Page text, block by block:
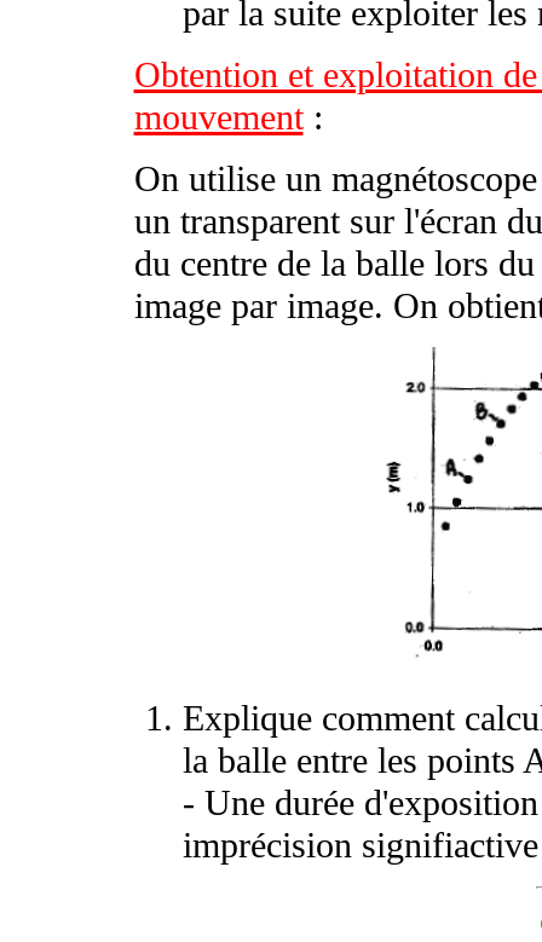
par la suite exploiter les
Obtention et exploitation
mouvement:
On utilise un
un transparent sur l'écran
du centre de la balle lors
image par image. On
Explique comment
la balle entre les points
- Une durée
imprécision